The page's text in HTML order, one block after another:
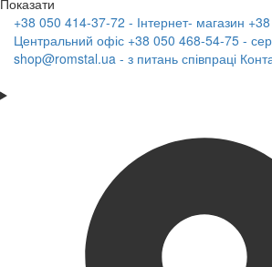
+38 050 414-37-72 - Інтернет- магазин
Центральний офіс +38 050 468-54-75 -
shop@romstal.ua - з питань співпраці